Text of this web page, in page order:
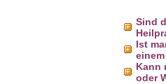
Sind
Ist
Kann
oder